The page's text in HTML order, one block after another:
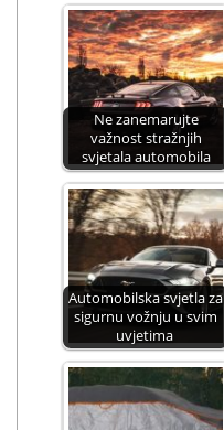
Ne zanemarujte
važnost stražnjih
svjetala automobila
Automobilska svjetla za
sigurnu vožnju u svim
uvjetima